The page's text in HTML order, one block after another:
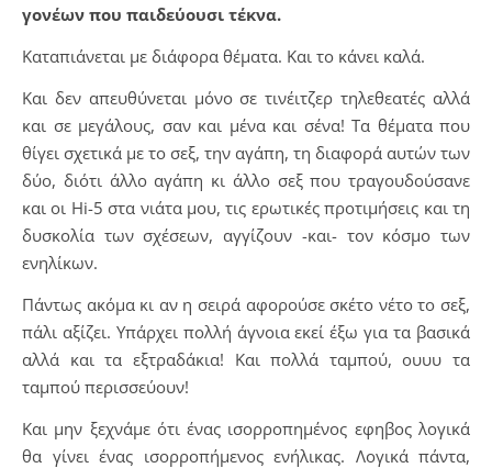
γονέων που παιδεύουσι τέκνα.
Καταπιάνεται με διάφορα θέματα. Και το κάνει καλά.
Και δεν απευθύνεται μόνο σε τινέιτζερ τηλεθεατές αλλά
και σε μεγάλους, σαν και μένα και σένα! Τα θέματα που
θίγει σχετικά με το σεξ, την αγάπη, τη διαφορά αυτών των
δύο, διότι άλλο αγάπη κι άλλο σεξ που τραγουδούσανε
και οι Hi-5 στα νιάτα μου, τις ερωτικές προτιμήσεις και τη
δυσκολία των σχέσεων, αγγίζουν -και- τον κόσμο των
ενηλίκων.
Πάντως ακόμα κι αν η σειρά αφορούσε σκέτο νέτο το σεξ,
πάλι αξίζει. Υπάρχει πολλή άγνοια εκεί έξω για τα βασικά
αλλά και τα εξτραδάκια! Και πολλά ταμπού, ουυυ τα
ταμπού περισσεύουν!
Και μην ξεχνάμε ότι ένας ισορροπημένος εφηβος λογικά
θα γίνει ένας ισορροπήμενος ενήλικας. Λογικά πάντα,